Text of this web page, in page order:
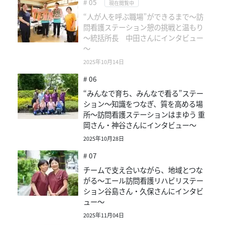
現在閲覧中
“人が人を呼ぶ職場”ができるまで～訪
問看護ステーション憩の挑戦と温もり
～統括所長 中田さんにインタビュー
～
2025年10月14日
# 06
“みんなで育ち、みんなで看る”ステー
ション～知識をつなぎ、質を高める場
所～訪問看護ステーションはまゆう 重
岡さん・神谷さんにインタビュー～
2025年10月28日
# 07
チームで支え合いながら、地域とつな
がる～エール訪問看護リハビリステー
ション谷島さん・久保さんにインタビ
ュー～
2025年11月04日